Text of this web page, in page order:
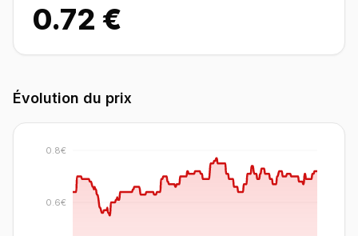
0.72 €
Évolution du prix
0.6€
0.8€